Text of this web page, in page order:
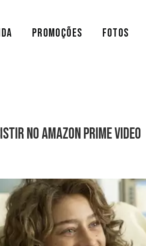
PROMOÇÕES FOTOS
no Amazon Prime Video